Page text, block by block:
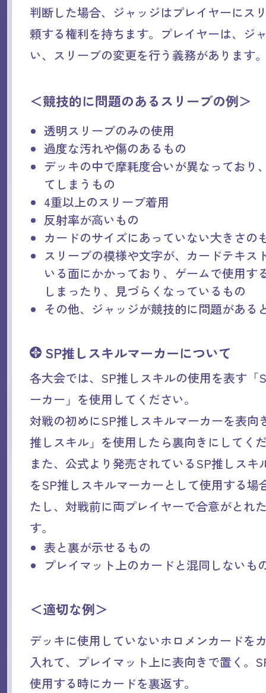
判断した場合、ジャッジはプレイヤーにス
頼する権利を持ちます。プレイヤーは、ジ
い、スリーブの変更を行う義務があります
＜競技的に問題のあるスリーブの例＞
透明スリーブのみの使用
過度な汚れや傷のあるもの
デッキの中で摩耗度合いが異なっており
てしまうもの
4重以上のスリーブ着用
反射率が高いもの
カードのサイズにあっていない大きさの
スリーブの模様や文字が、カードテキス
いる面にかかっており、ゲームで使用す
しまったり、見づらくなっているもの
その他、ジャッジが競技的に問題がある
SP推しスキルマーカーについて
各大会では、SP推しスキルの使用を表す「
ーカー」を使用してください。
対戦の初めにSP推しスキルマーカーを表向
推しスキル」を使用したら裏向きにしてく
また、公式より発売されているSP推しスキ
をSP推しスキルマーカーとして使用する場
たし、対戦前に両プレイヤーで合意がとれ
す。
表と裏が示せるもの
プレイマット上のカードと混同しないも
＜適切な例＞
デッキに使用していないホロメンカードを
入れて、プレイマット上に表向きで置く。
使用する時にカードを裏返す。